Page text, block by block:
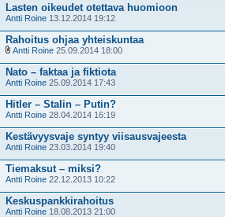
Lasten oikeudet otettava huomioon
Antti Roine 13.12.2014 19:12
Rahoitus ohjaa yhteiskuntaa
Antti Roine 25.09.2014 18:00
Nato – faktaa ja fiktiota
Antti Roine 25.09.2014 17:43
Hitler – Stalin – Putin?
Antti Roine 28.04.2014 16:19
Kestävyysvaje syntyy viisausvajeesta
Antti Roine 23.03.2014 19:40
Tiemaksut – miksi?
Antti Roine 22.12.2013 10:22
Keskuspankkirahoitus
Antti Roine 18.08.2013 21:00